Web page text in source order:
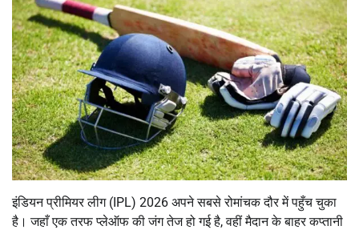
इंडियन प्रीमियर लीग (IPL) 2026 अपने सबसे रोमांचक दौर में पहुँच चुका
है। जहाँ एक तरफ प्लेऑफ की जंग तेज हो गई है, वहीं मैदान के बाहर कप्तानी